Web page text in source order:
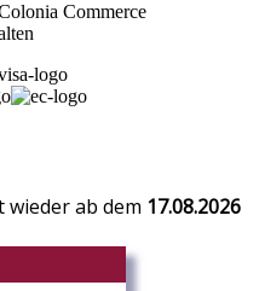
Commerce
ab dem 17.08.2026